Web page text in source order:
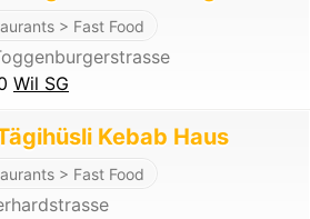
> Fast Food
Wil SG
Kebab Haus
> Fast Food